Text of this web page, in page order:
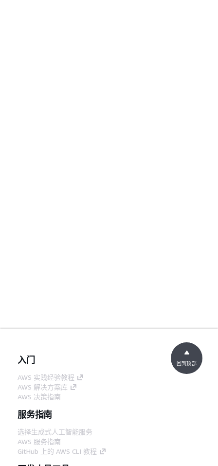
入门
AWS 实践经验教程
AWS 解决方案库
AWS 决策指南
服务指南
选择生成式人工智能服务
AWS 服务指南
GitHub 上的 AWS CLI 教程
回到顶部